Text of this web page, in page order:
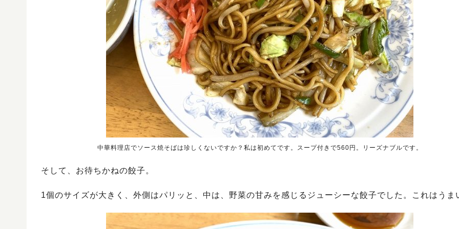
中華料理店でソース焼そばは珍しくないですか？私は初めてです。スープ付きで560円。リーズナブルです。
そして、お待ちかねの餃子。
1個のサイズが大きく、外側はパリッと、中は、野菜の甘みを感じるジューシーな餃子でした。これはうま